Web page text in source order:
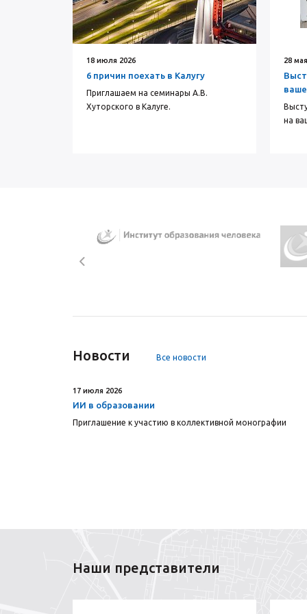
18 июля 2026
6 причин поехать в Калугу
Приглашаем на семинары А.В.
Хуторского в Калуге.
28
на
Новости Все новости
17 июля 2026
ИИ в образовании
Приглашение к участию в коллективной монографии
Наши представители